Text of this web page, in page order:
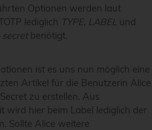
Optionen werden laut
lediglich TYPE, LABEL und
secretbenötigt.
ist es uns nun möglich eine
Artikel für die Benutzerin Alice
zu erstellen. Aus
wird hier beim Label lediglich der
Sollte Alice weitere